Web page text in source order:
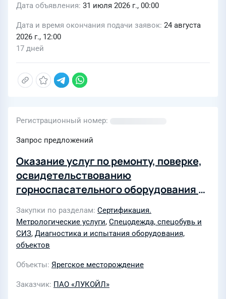
Дата объявления 31 июля 2026 г., 00:00
Дата и время окончания подачи заявок 24 августа
2026 г., 12:00
17 дней
Регистрационный номер
Запрос предложений
Оказание услуг по ремонту, поверке,
освидетельствованию
горноспасательного оборудования и
проведению ежегодной ревизии
респираторов принадлежащих НШПП
«Яреганефть» ООО «ЛУКОЙЛ-ПЕРМЬ»
в 2026 году
Закупки по разделам Сертификация.
Метрологические услуги, Спецодежда, спецобувь и
СИЗ, Диагностика и испытания оборудования,
объектов
Объекты Ярегское месторождение
Заказчик ПАО «ЛУКОЙЛ»